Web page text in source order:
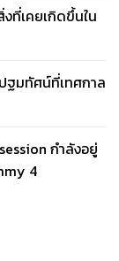
ที่เคยเกิดขึ้นใน
ฐมทัศน์ที่เทศกาล
กำลังอยู่
4